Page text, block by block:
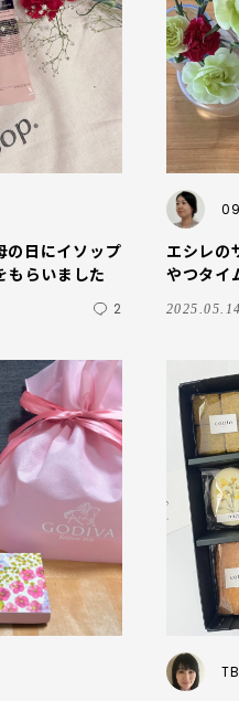
の日にイソップ
もらいました
2
エシレの
やつタイ
2025.05.14
TB